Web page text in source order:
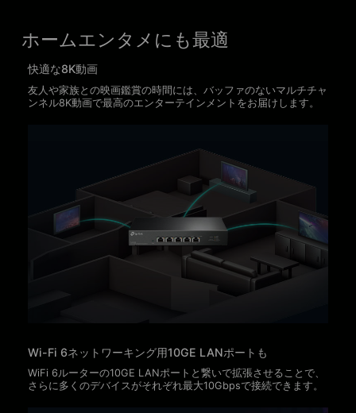
ホームエンタメにも最適
快適な8K動画
友人や家族との映画鑑賞の時間には、バッファのないマルチチャ
ンネル8K動画で最高のエンターテインメントをお届けします。
Wi-Fi 6ネットワーキング用10GE LANポートも
WiFi 6ルーターの10GE LANポートと繋いで拡張させることで、
さらに多くのデバイスがそれぞれ最大10Gbpsで接続できます。